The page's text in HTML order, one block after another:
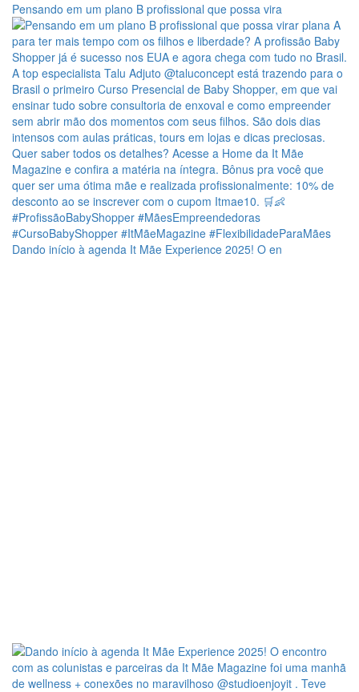
Pensando em um plano B profissional que possa vira
Dando início à agenda It Mãe Experience 2025! O en